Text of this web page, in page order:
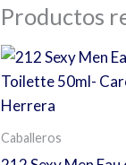
Productos
Caballeros